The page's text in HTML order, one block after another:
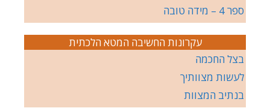
ספר 4 – מידה טובה
עקרונות החשיבה המטא הלכתית
בצל החכמה
לעשות מצוותיך
בנתיב המצוות